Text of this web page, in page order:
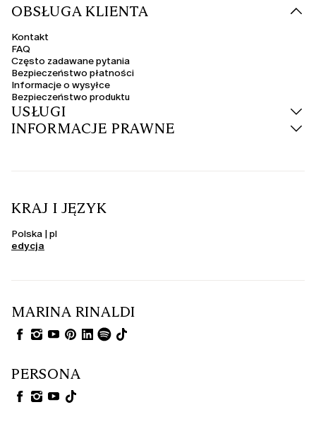
OBSŁUGA KLIENTA
Kontakt
FAQ
Często zadawane pytania
Bezpieczeństwo płatności
Informacje o wysyłce
Bezpieczeństwo produktu
USŁUGI
INFORMACJE PRAWNE
KRAJ I JĘZYK
Polska | pl
edycja
MARINA RINALDI
PERSONA